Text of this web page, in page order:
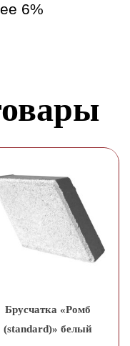
6%
Брусчатка «Ромб
(standard)» белый